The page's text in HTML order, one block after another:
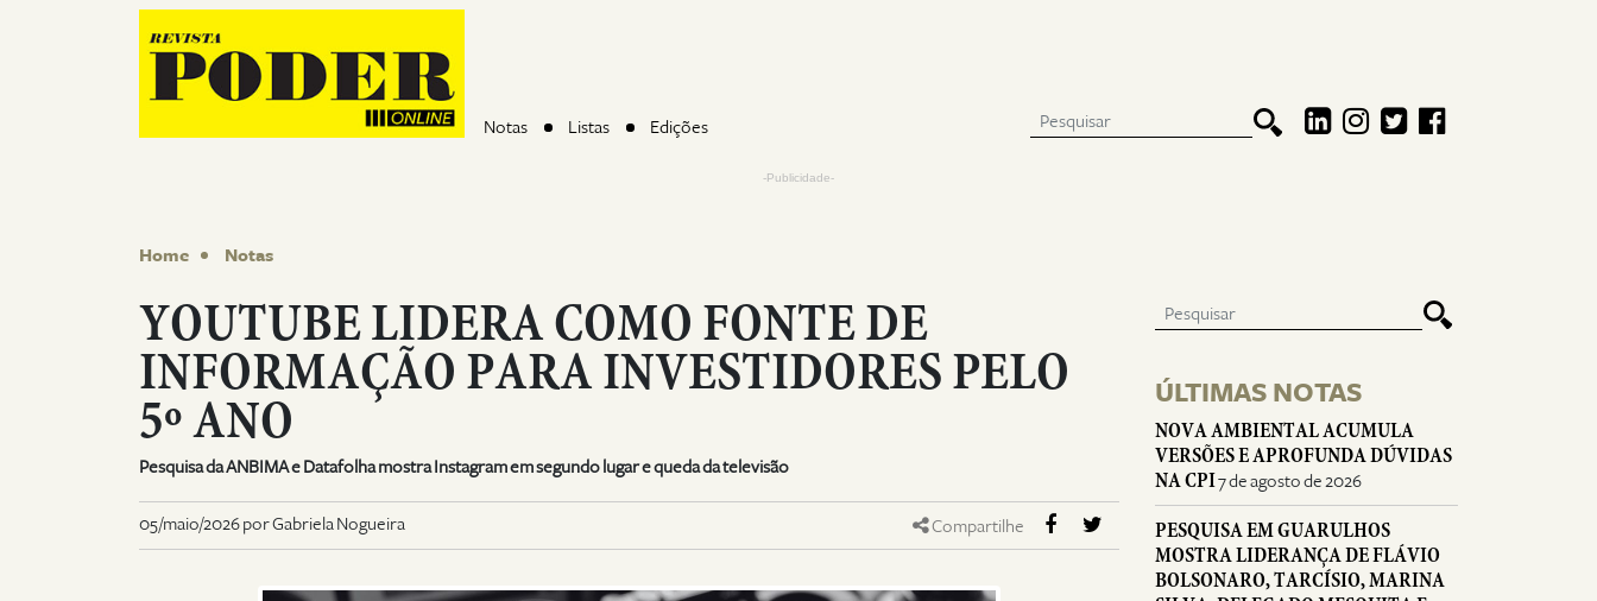
Notas Listas Edições
-Publicidade-
Home Notas
YOUTUBE LIDERA COMO FONTE DE
INFORMAÇÃO PARA INVESTIDORES PELO
5º ANO
Pesquisa da ANBIMA e Datafolha mostra Instagram em segundo lugar e queda da televisão
05/maio/2026 por Gabriela Nogueira Compartilhe
ÚLTIMAS NOTAS
NOVA AMBIENTAL ACUMULA
VERSÕES E APROFUNDA DÚVIDAS
NA CPI7 de agosto de 2026
PESQUISA EM GUARULHOS
MOSTRA LIDERANÇA DE FLÁVIO
BOLSONARO, TARCÍSIO, MARINA